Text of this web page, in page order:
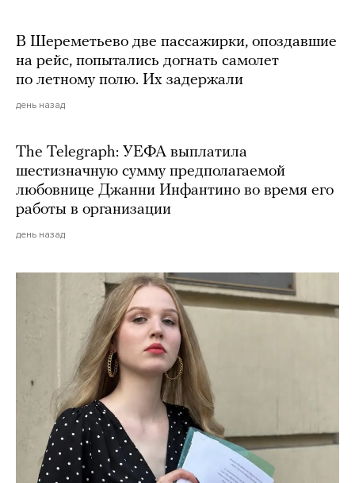
В Шереметьево две пассажирки, опоздавшие
на рейс, попытались догнать самолет
по летному полю. Их задержали
день назад
The Telegraph: УЕФА выплатила
шестизначную сумму предполагаемой
любовнице Джанни Инфантино во время его
работы в организации
день назад